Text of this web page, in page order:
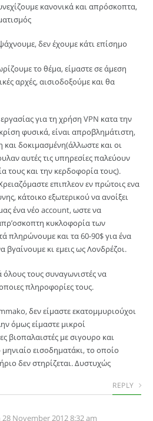
κανονικά και απρόσκοπτα,
δεν έχουμε κάτι επίσημο
το θέμα, είμαστε σε άμεση
αρχές, αισιοδοξούμε και θα
για τη χρήση VPN κατα την
φυσικά, είναι απροβλημάτιστη,
δοκιμασμένη(άλλωστε και οι
αυτές τις υπηρεσίες παλεύουν
τους και την κερδοφορία τους).
επιπλεον εν πρώτοις ενα
κάτοικο εξωτερικού να ανοίξει
ένα νέο account, ωστε να
κυκλοφορία των
πληρώνουμε και τα 60-90$ για ένα
βγαίνουμε κι εμεις ως Λονδρέζοι.
τους συναγωνιστές να
πληροφορίες τους.
δεν είμαστε εκατομμυριούχοι
όμως είμαστε μικροί
βιοπαλαιστές με σιγουρο και
εισοδηματάκι, το οποίο
δεν στηρίζεται. Δυστυχώς
REPLY
28 November 2012 8:32 am